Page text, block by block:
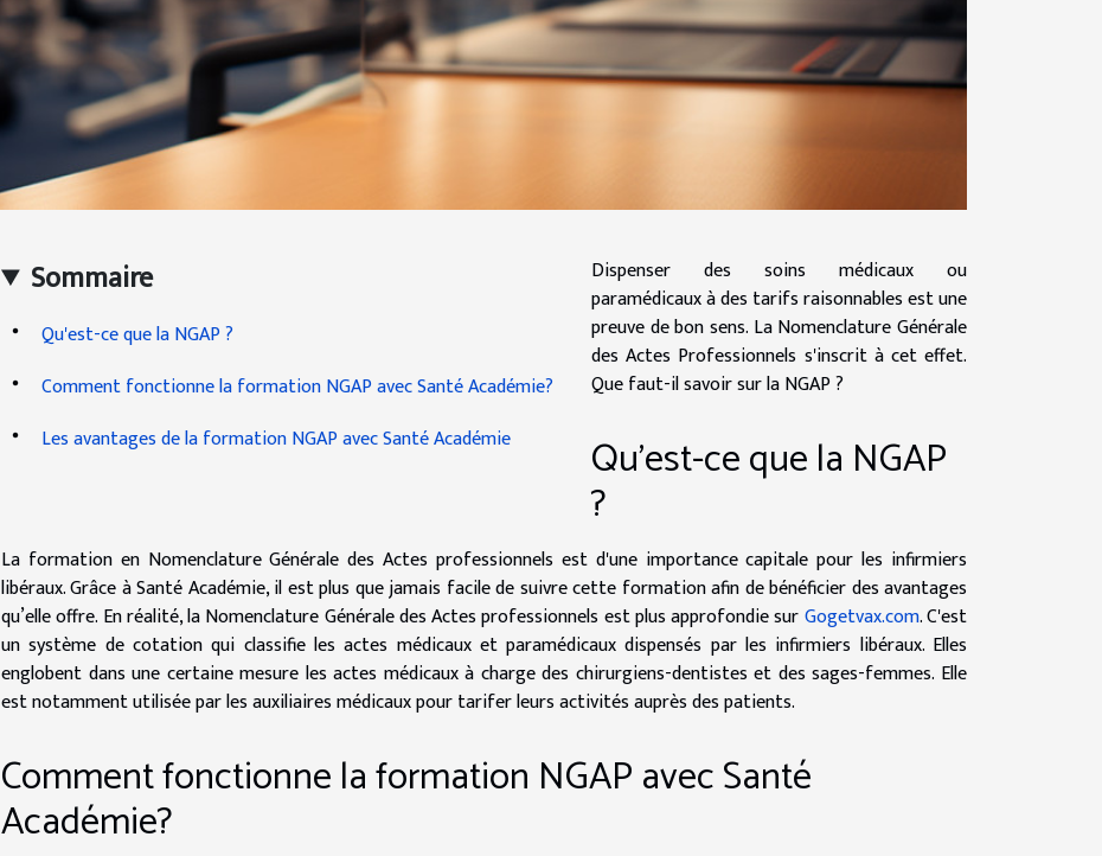
Sommaire
Qu'est-ce que la NGAP ?
Comment fonctionne la formation NGAP avec Santé Académie?
Les avantages de la formation NGAP avec Santé Académie
Dispenser des soins médicaux ou
paramédicaux à des tarifs raisonnables est une
preuve de bon sens. La Nomenclature Générale
des Actes Professionnels s'inscrit à cet effet.
Que faut-il savoir sur la NGAP ?
Qu'est-ce que la NGAP
?
La formation en Nomenclature Générale des Actes professionnels est d'une importance capitale pour les infirmiers
libéraux. Grâce à Santé Académie, il est plus que jamais facile de suivre cette formation afin de bénéficier des avantages
qu’elle offre. En réalité, la Nomenclature Générale des Actes professionnels est plus approfondie surGogetvax.com. C'est
un système de cotation qui classifie les actes médicaux et paramédicaux dispensés par les infirmiers libéraux. Elles
englobent dans une certaine mesure les actes médicaux à charge des chirurgiens-dentistes et des sages-femmes. Elle
est notamment utilisée par les auxiliaires médicaux pour tarifer leurs activités auprès des patients.
Comment fonctionne la formation NGAP avec Santé
Académie?